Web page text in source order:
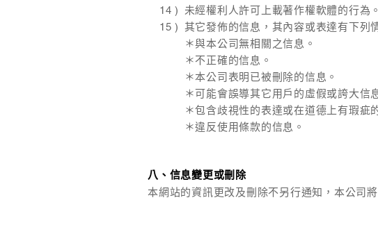
未經權利人許可上載著作權軟體的行為。
其它發佈的信息，其內容或表達有下列
＊與本公司無相關之信息。
＊不正確的信息。
＊本公司表明已被刪除的信息。
＊可能會誤導其它用戶的虛假或誇大信
＊包含歧視性的表達或在道德上有瑕疵
＊違反使用條款的信息。
八、信息變更或刪除
本網站的資訊更改及刪除不另行通知，本公司